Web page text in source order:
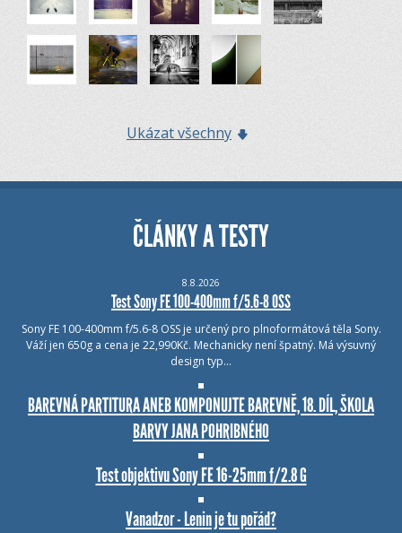
Ukázat všechny
ČLÁNKY A TESTY
8.8.2026
Test Sony FE 100-400mm f/5.6-8 OSS
Sony FE 100-400mm f/5.6-8 OSS je určený pro plnoformátová těla Sony.
Váží jen 650g a cena je 22,990Kč. Mechanicky není špatný. Má výsuvný
design typ…
BAREVNÁ PARTITURA ANEB KOMPONUJTE BAREVNĚ, 18. DÍL, ŠKOLA
BARVY JANA POHRIBNÉHO
Test objektivu Sony FE 16-25mm f/2.8 G
Vanadzor - Lenin je tu pořád?